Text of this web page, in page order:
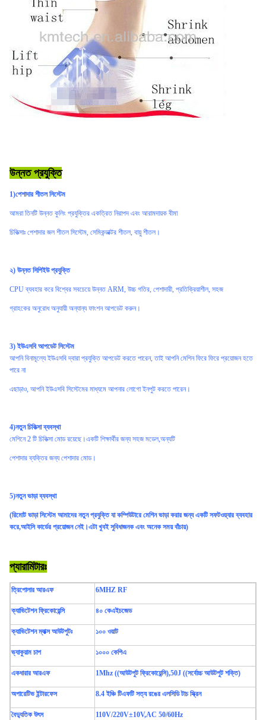
উন্নত প্রযুক্তি
1)পেশাদার শীতল সিস্টেম
আমরা তিনটি উন্নত কুলিং প্রযুক্তির একত্রিত নিরাপদ এবং আরামদায়ক বীমা
চিকিত্সাঃ পেশাদার জল শীতল সিস্টেম, সেমিকন্ডাক্টর শীতল, বায়ু শীতল।
২) উন্নত সিপিইউ প্রযুক্তি
CPU ব্যবহার করে বিশ্বের সবচেয়ে উন্নত ARM, উচ্চ গতির, পেশাদারী, প্রতিক্রিয়াশীল, সহজ
গ্রাহকের অনুরোধ অনুযায়ী অন্যান্য ফাংশন আপডেট করুন।
3) ইউএসবি আপডেট সিস্টেম
আপনি বিনামূল্যে ইউএসবি দ্বারা প্রযুক্তি আপডেট করতে পারেন, তাই আপনি মেশিন ফিরে ফিরে প্রয়োজন হতে
পারে না
এছাড়াও, আপনি ইউএসবি সিস্টেমের মাধ্যমে আপনার লোগো ইনপুট করতে পারেন।
4)নতুন চিকিত্সা ব্যবস্থা
মেশিনে 2 টি চিকিত্সা মোড রয়েছে।একটি শিক্ষার্থীর জন্য সহজ মডেল,অন্যটি
পেশাদার ব্যক্তির জন্য পেশাদার মোড।
5)নতুন ভাড়া ব্যবস্থা
(রিমোট ভাড়া সিস্টেম আমাদের নতুন প্রযুক্তি যা কম্পিউটারে মেশিন ভাড়া করার জন্য একটি সফটওয়্যার ব্যবহার
করে,আইসি কার্ডের প্রয়োজন নেই।এটা খুবই সুবিধাজনক এবং অনেক সময় বাঁচায়)
প্যারামিটারঃ
ত্রিপোলার আরএফ 6MHZ RF
ক্যাভিটেশন ফ্রিকোয়েন্সি ৪০ কেএইচজেড
ক্যাভিটেশন ম্যাক্স আউটপুটঃ ১০০ ওয়াট
ভ্যাকুয়াম চাপ ১০০০ কেপিএ
একধারার আরএফ 1Mhz ((আউটপুট ফ্রিকোয়েন্সি),50J ((সর্বোচ্চ আউটপুট শক্তি)
অপারেটিভ ইন্টারফেস 8.4 ইঞ্চি টিএফটি সত্য রঙের এলসিডি টাচ স্ক্রিন
বৈদ্যুতিক উৎস 110V/220V±10V,AC 50/60Hz